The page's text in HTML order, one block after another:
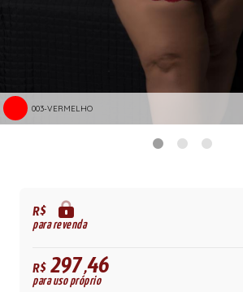
003-VERMELHO
R$
para revenda
R$297,46
para uso próprio